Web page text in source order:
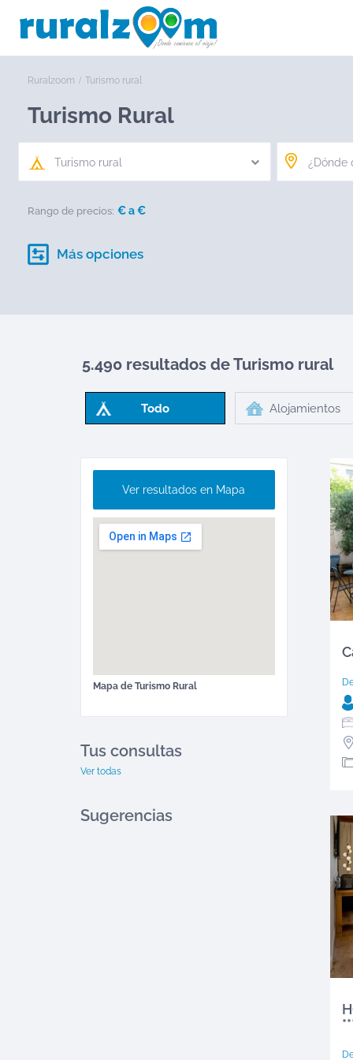
Ruralzoom Turismo rural
Turismo Rural
Turismo rural
Rango de precios: € a€
Más opciones
5.490 resultados de Turismo rural
Todo Alojamientos
Ver resultados en Mapa
Mapa de Turismo Rural
Tus consultas
Ver todas
Sugerencias